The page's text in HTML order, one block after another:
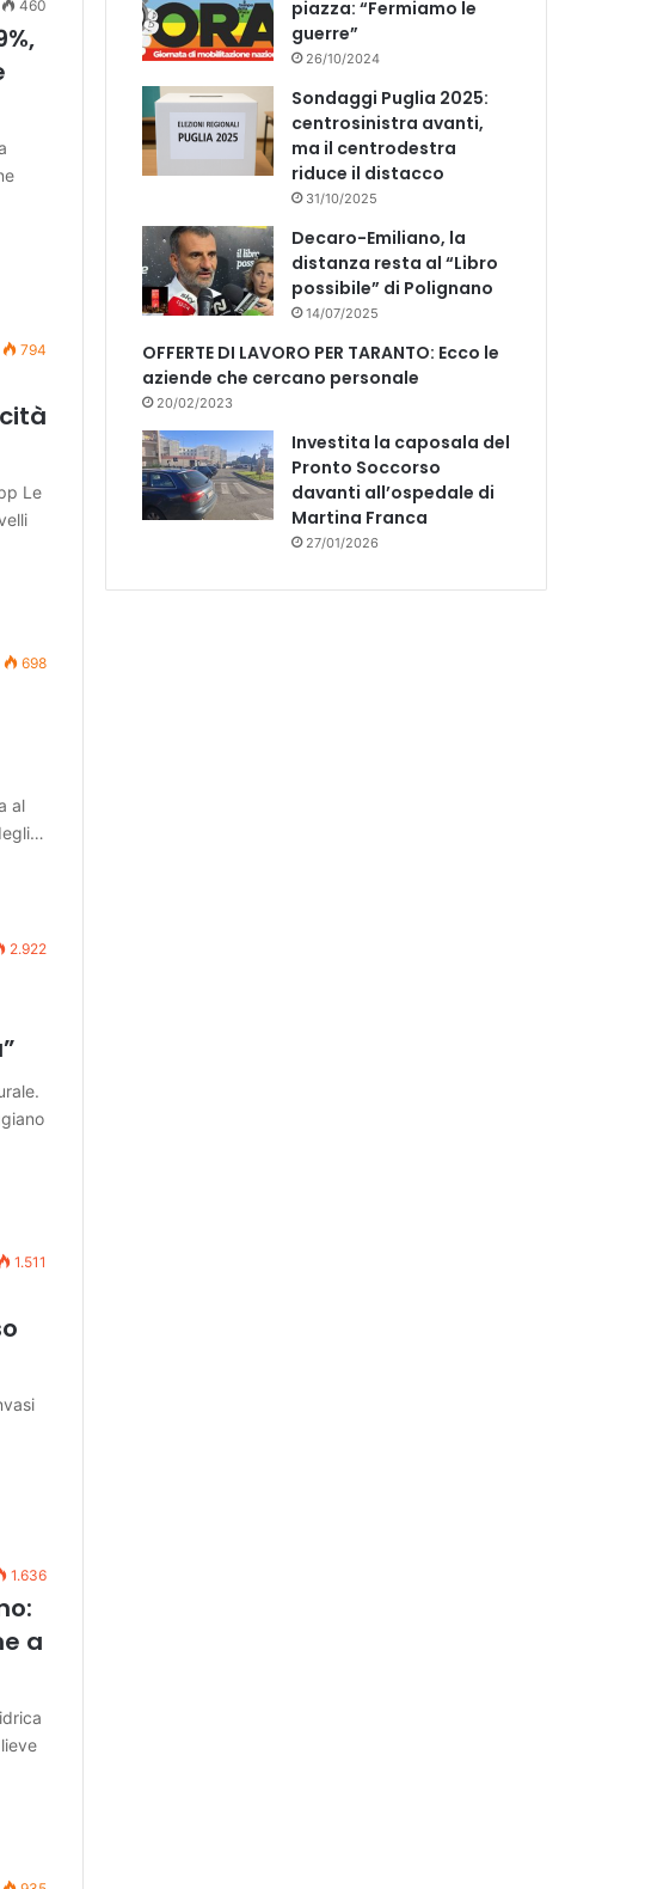
460
794
Le
698
al
2.922
1.511
1.636
a
piazza: “Fermiamo le
guerre”
26/10/2024
Sondaggi Puglia 2025:
centrosinistra avanti,
ma il centrodestra
riduce il distacco
31/10/2025
Decaro-Emiliano, la
distanza resta al “Libro
possibile” di Polignano
14/07/2025
OFFERTE DI LAVORO PER TARANTO: Ecco le
aziende che cercano personale
20/02/2023
Investita la caposala del
Pronto Soccorso
davanti all’ospedale di
Martina Franca
27/01/2026